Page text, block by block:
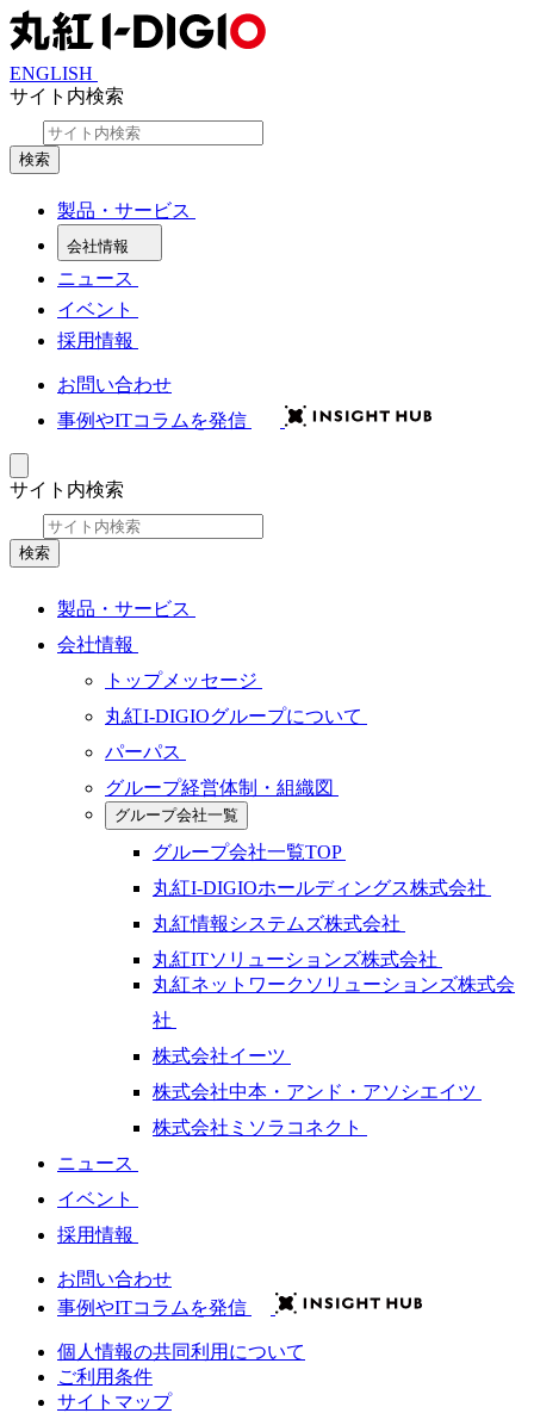
ENGLISH
サイト内検索
検索
製品・サービス
会社情報
ニュース
イベント
採用情報
お問い合わせ
事例やITコラムを発信
サイト内検索
検索
製品・サービス
会社情報
トップメッセージ
丸紅I-DIGIOグループについて
パーパス
グループ経営体制・組織図
グループ会社一覧
グループ会社一覧TOP
丸紅I-DIGIOホールディングス株式会社
丸紅情報システムズ株式会社
丸紅ITソリューションズ株式会社
丸紅ネットワークソリューションズ株式会
社
株式会社イーツ
株式会社中本・アンド・アソシエイツ
株式会社ミソラコネクト
ニュース
イベント
採用情報
お問い合わせ
事例やITコラムを発信
個人情報の共同利用について
ご利用条件
サイトマップ